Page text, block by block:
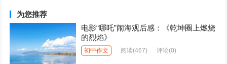
为您推荐
电影“哪吒”闹海观后感：《乾坤圈上燃烧
的烈焰》
初中作文 阅读(467) 评论(0)